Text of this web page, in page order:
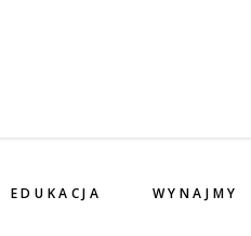
EDUKACJA WYNAJMY